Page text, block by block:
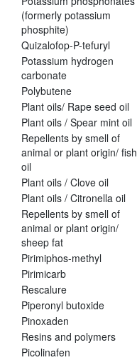
(formerly potassium
phosphite)
Quizalofop-P-tefuryl
Potassium hydrogen
carbonate
Polybutene
Plant oils/ Rape seed oil
Plant oils / Spear mint oil
Repellents by smell of
animal or plant origin/ fish
oil
Plant oils / Clove oil
Plant oils / Citronella oil
Repellents by smell of
animal or plant origin/
sheep fat
Pirimiphos-methyl
Pirimicarb
Rescalure
Piperonyl butoxide
Pinoxaden
Resins and polymers
Picolinafen